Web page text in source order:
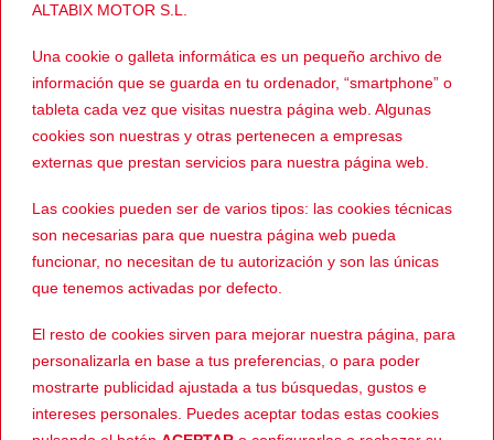
ALTABIX MOTOR S.L.
Una cookie o galleta informática es un pequeño archivo de
información que se guarda en tu ordenador, “smartphone” o
tableta cada vez que visitas nuestra página web. Algunas
cookies son nuestras y otras pertenecen a empresas
externas que prestan servicios para nuestra página web.
Las cookies pueden ser de varios tipos: las cookies técnicas
son necesarias para que nuestra página web pueda
funcionar, no necesitan de tu autorización y son las únicas
que tenemos activadas por defecto.
El resto de cookies sirven para mejorar nuestra página, para
personalizarla en base a tus preferencias, o para poder
mostrarte publicidad ajustada a tus búsquedas, gustos e
intereses personales. Puedes aceptar todas estas cookies
brazos. Protecciones desmontables en codos y hombros
Bio-Armor con certificación CE. Compartimentos en el
pecho y en la espalda con acolchado PE, en el que
podemos montar los protectores Alpinestars Nucleon (no
incluidos).
PRODUCTOS RELACIONADOS
-57% -5%